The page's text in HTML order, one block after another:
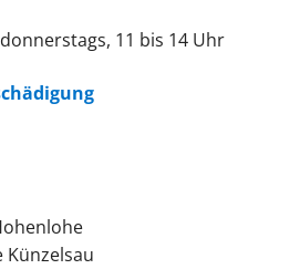
11 bis 14 Uhr
Künzelsau